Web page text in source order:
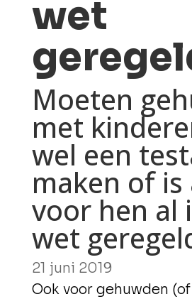
wet
Moeten
met
wel een
maken of is
voor hen al
wet
21 juni 2019
Ook voor gehuwden (of